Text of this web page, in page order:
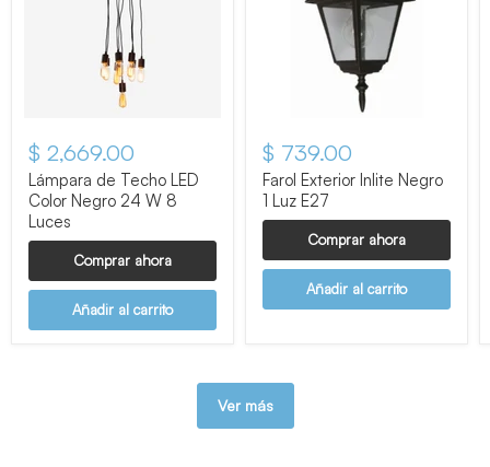
$ 2,669.00
Lámpara de Techo LED
Color Negro 24 W 8
Luces
Comprar ahora
Añadir al carrito
$ 739.00
Farol Exterior Inlite Negro
1 Luz E27
Comprar ahora
Añadir al carrito
Ver más